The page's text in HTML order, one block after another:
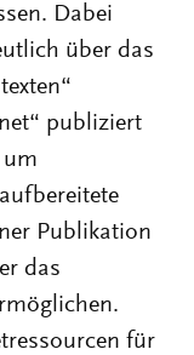
Dabei
über das
publiziert
um
Publikation
das
für